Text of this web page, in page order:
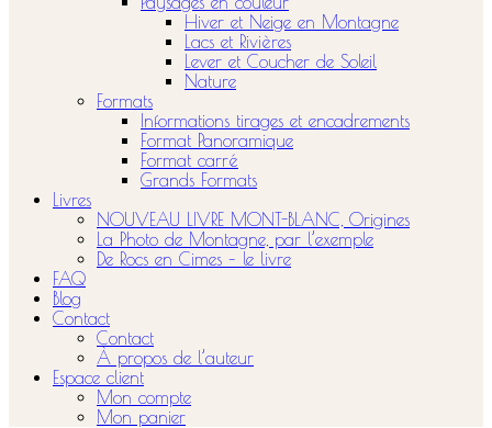
Hiver et Neige en Montagne
Lacs et Rivières
Lever et Coucher de Soleil
Nature
Formats
Informations tirages et encadrements
Format Panoramique
Format carré
Grands Formats
Livres
NOUVEAU LIVRE MONT-BLANC, Origines
La Photo de Montagne, par l’exemple
De Rocs en Cimes – le livre
FAQ
Blog
Contact
Contact
À propos de l’auteur
Espace client
Mon compte
Mon panier